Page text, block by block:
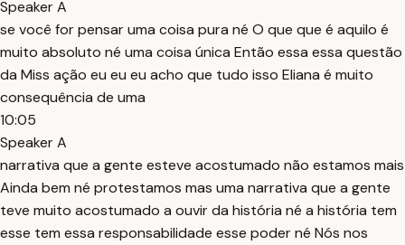
Speaker A
se você for pensar uma coisa pura né O que que é aquilo é
muito absoluto né uma coisa única Então essa essa questão
da Miss ação eu eu eu acho que tudo isso Eliana é muito
consequência de uma
10:05
Speaker A
narrativa que a gente esteve acostumado não estamos mais
Ainda bem né protestamos mas uma narrativa que a gente
teve muito acostumado a ouvir da história né a história tem
esse tem essa responsabilidade esse poder né Nós nos